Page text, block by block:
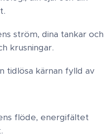
ström, dina tankar och
krusningar.
tidlösa kärnan fylld av
flöde, energifältet